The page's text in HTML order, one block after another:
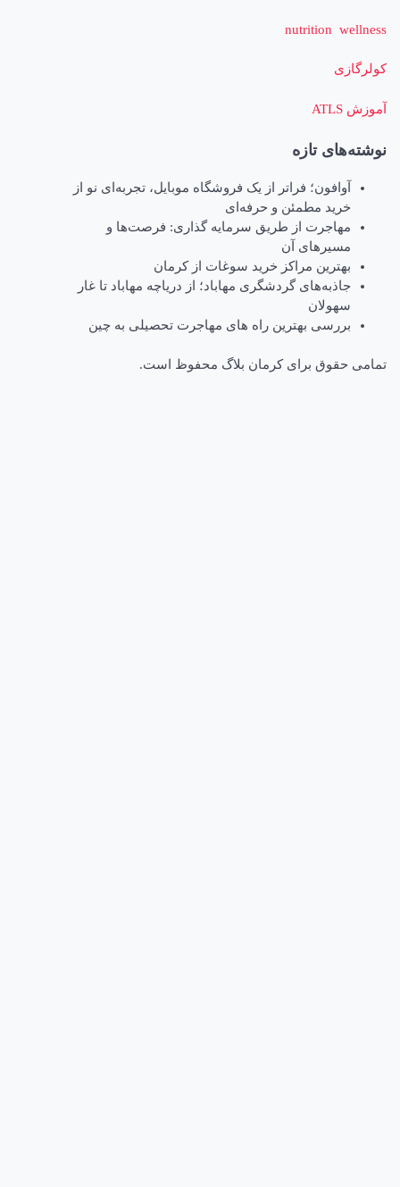
nutrition
تازه
آوافون؛ فراتر از یک فروشگاه موبایل، تجربه‌ای نو از
خرید مطمئن و حرفه‌ای
مهاجرت از طریق سرمایه گذاری: فرصت‌ها و
مسیرهای آن
بهترین مراکز خرید سوغات از کرمان
جاذبه‌های گردشگری مهاباد؛ از دریاچه مهاباد تا غار
بررسی بهترین راه های مهاجرت تحصیلی به چین
حقوق برای کرمان بلاگ محفوظ است.